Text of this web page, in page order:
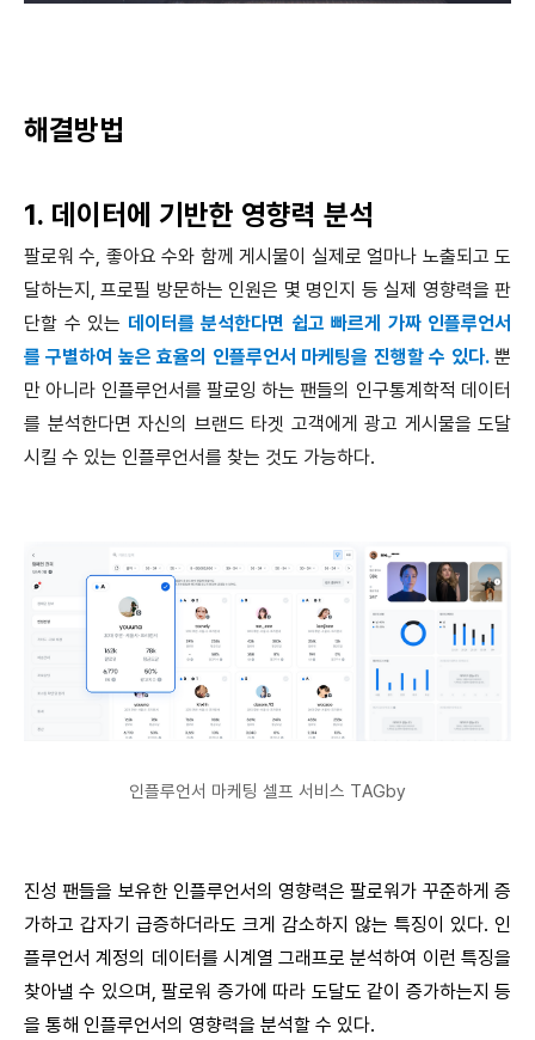
해결방법
1. 데이터에 기반한 영향력 분석
팔로워 수, 좋아요 수와 함께 게시물이 실제로 얼마나 노출되고 도
달하는지, 프로필 방문하는 인원은 몇 명인지 등 실제 영향력을 판
단할 수 있는 데이터를 분석한다면 쉽고 빠르게 가짜 인플루언서
를 구별하여 높은 효율의 인플루언서 마케팅을 진행할 수 있다.뿐
만 아니라 인플루언서를 팔로잉 하는 팬들의 인구통계학적 데이터
를 분석한다면 자신의 브랜드 타겟 고객에게 광고 게시물을 도달
시킬 수 있는 인플루언서를 찾는 것도 가능하다.
인플루언서 마케팅 셀프 서비스 TAGby
진성 팬들을 보유한 인플루언서의 영향력은 팔로워가 꾸준하게 증
가하고 갑자기 급증하더라도 크게 감소하지 않는 특징이 있다. 인
플루언서 계정의 데이터를 시계열 그래프로 분석하여 이런 특징을
찾아낼 수 있으며, 팔로워 증가에 따라 도달도 같이 증가하는지 등
을 통해 인플루언서의 영향력을 분석할 수 있다.